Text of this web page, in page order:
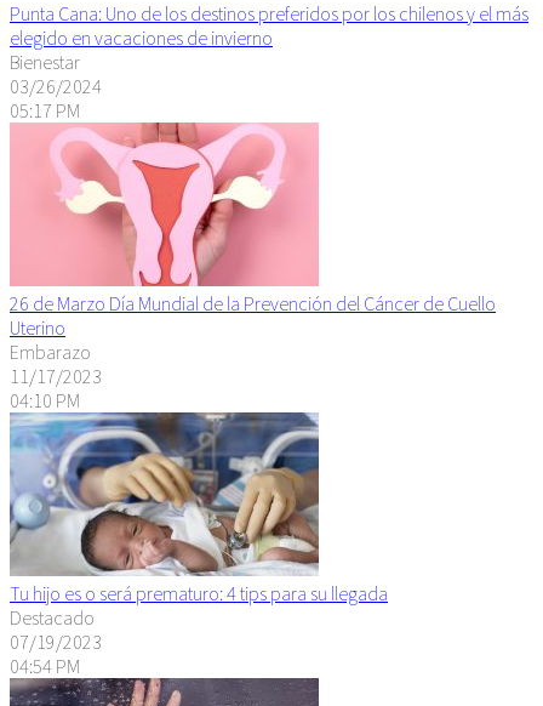
Punta Cana: Uno de los destinos preferidos por los chilenos y el más
elegido en vacaciones de invierno
Bienestar
03/26/2024
05:17 PM
26 de Marzo Día Mundial de la Prevención del Cáncer de Cuello
Uterino
Embarazo
11/17/2023
04:10 PM
Tu hijo es o será prematuro: 4 tips para su llegada
Destacado
07/19/2023
04:54 PM